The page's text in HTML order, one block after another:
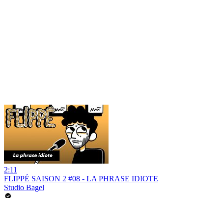
2:11
FLIPPÉ SAISON 2 #08 - LA PHRASE IDIOTE
Studio Bagel